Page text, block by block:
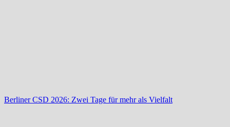
Berliner CSD 2026: Zwei Tage für mehr als Vielfalt